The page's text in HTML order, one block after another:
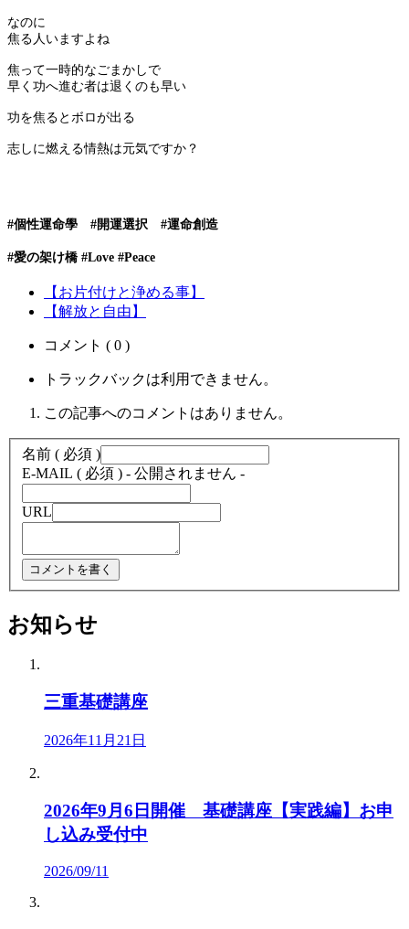
なのに
焦る人いますよね
焦って一時的なごまかしで
早く功へ進む者は退くのも早い
功を焦るとボロが出る
志しに燃える情熱は元気ですか？
#個性運命學 #開運選択 #運命創造
#愛の架け橋 #Love #Peace
【お片付けと浄める事】
【解放と自由】
コメント ( 0 )
トラックバックは利用できません。
この記事へのコメントはありません。
名前 ( 必須 )
E-MAIL ( 必須 ) - 公開されません -
URL
お知らせ
三重基礎講座
2026年11月21日
2026年9月6日開催 基礎講座【実践編】お申
し込み受付中
2026/09/11